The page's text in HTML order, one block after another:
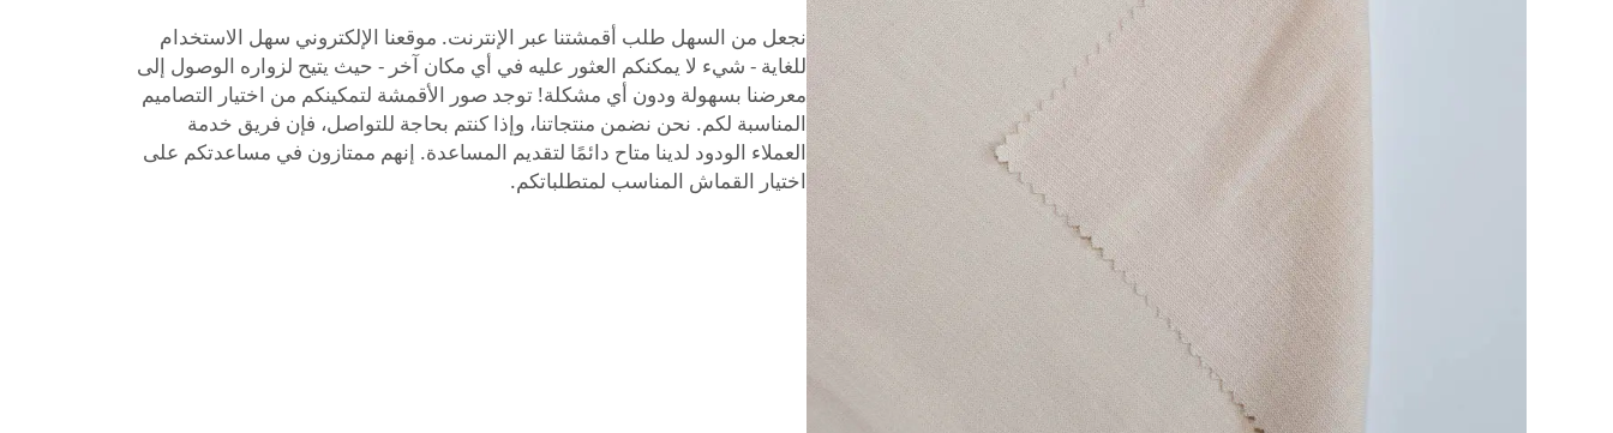
نجعل من السهل طلب أقمشتنا عبر الإنترنت. موقعنا الإلكتروني سهل الاستخدام
للغاية - شيء لا يمكنكم العثور عليه في أي مكان آخر - حيث يتيح لزواره الوصول إلى
معرضنا بسهولة ودون أي مشكلة! توجد صور الأقمشة لتمكينكم من اختيار التصاميم
المناسبة لكم. نحن نضمن منتجاتنا، وإذا كنتم بحاجة للتواصل، فإن فريق خدمة
العملاء الودود لدينا متاح دائمًا لتقديم المساعدة. إنهم ممتازون في مساعدتكم على
اختيار القماش المناسب لمتطلباتكم.